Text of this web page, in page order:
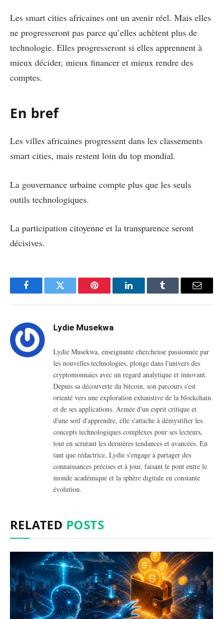
Les smart cities africaines ont un avenir réel. Mais elles
ne progresseront pas parce qu’elles achètent plus de
technologie. Elles progresseront si elles apprennent à
mieux décider, mieux financer et mieux rendre des
comptes.
En bref
Les villes africaines progressent dans les classements
smart cities, mais restent loin du top mondial.
La gouvernance urbaine compte plus que les seuls
outils technologiques.
La participation citoyenne et la transparence seront
décisives.
FacebookTwitter Pinterest LinkedInTumblr Email
Lydie Musekwa
Lydie Musekwa, enseignante chercheuse passionnée par
les nouvelles technologies, plonge dans l'univers des
cryptomonnaies avec un regard analytique et innovant.
Depuis sa découverte du bitcoin, son parcours s'est
orienté vers une exploration exhaustive de la blockchain
et de ses applications. Armée d'un esprit critique et
d'une soif d'apprendre, elle s'attache à démystifier les
concepts technologiques complexes pour ses lecteurs,
tout en scrutant les dernières tendances et avancées. En
tant que rédactrice, Lydie s'engage à partager des
connaissances précises et à jour, faisant le pont entre le
monde académique et la sphère digitale en constante
évolution.
RELATED POSTS